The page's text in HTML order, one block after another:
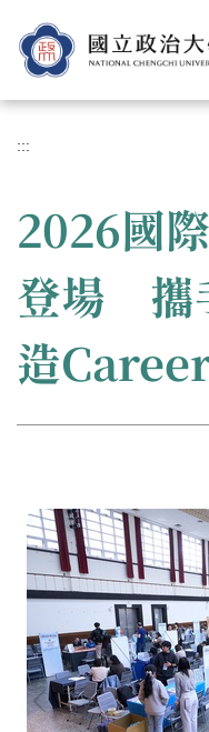
到
主
內
區
:::
2026國
登場 攜
造